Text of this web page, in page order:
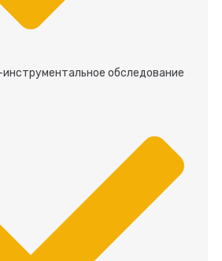
обследование